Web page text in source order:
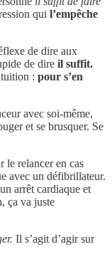
qui l’empêche
de dire aux
de dire il suffit.
: pour s’en
avec soi-même,
et se brusquer. Se
le relancer en cas
avec un défibrillateur.
arrêt cardiaque et
ça va juste
Il s’agit d’agir sur